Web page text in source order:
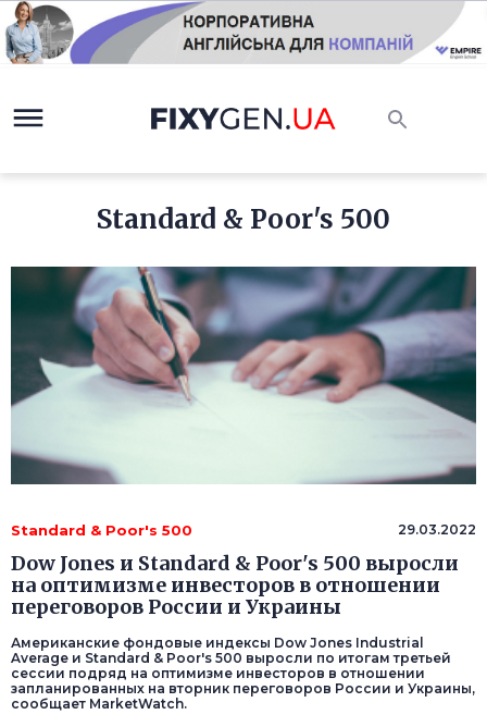
Standard & Poor's 500
Standard & Poor's 500 29.03.2022
Dow Jones и Standard & Poor's 500 выросли
на оптимизме инвесторов в отношении
переговоров России и Украины
Американские фондовые индексы Dow Jones Industrial
Average и Standard & Poor's 500 выросли по итогам третьей
сессии подряд на оптимизме инвесторов в отношении
запланированных на вторник переговоров России и Украины,
сообщает MarketWatch.